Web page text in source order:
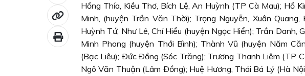
Hồng Thía, Kiều Thơ, Bích Lệ, An Huỳnh (TP Cà Mau); Hồ
Minh, (huyện Trần Văn Thời); Trọng Nguyễn, Xuân
Huỳnh Tứ, Như Lê, Chí Hiểu (huyện Ngọc Hiển); Trần Danh,
Minh Phong (huyện Thới Bình); Thành Vũ (huyện Năm
(Bạc Liêu); Ðức Ðồng (Sóc Trăng); Trương Thanh Liêm (TP
Ngô Văn Thuận (Lâm Ðồng); Huệ Hương, Thái Bá Lý (Hà